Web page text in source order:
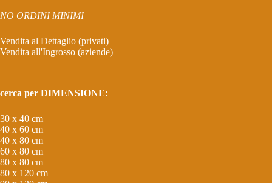
NO ORDINI MINIMI
Vendita al Dettaglio (privati)
Vendita all'Ingrosso (aziende)
cerca per DIMENSIONE:
30 x 40 cm
40 x 60 cm
40 x 80 cm
60 x 80 cm
80 x 80 cm
80 x 120 cm